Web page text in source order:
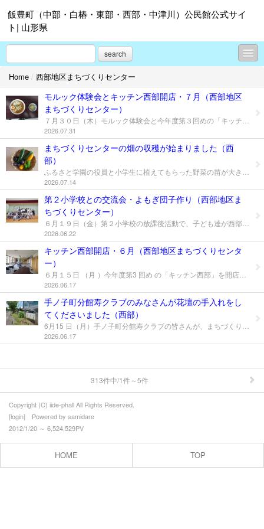
飯豊町（中部・白椿・東部・西部・中津川）公民館公式サイ
ト| 山形県
search
中部地区まちづくりセンター
白椿地区まちづくりセンター
東部地区まちづくりセンター
西部地区まちづくりセンター
中津川地区まちづくりセンター
各地区まちづくりセンターの紹介
飯豊町公民館連絡協議会
飯豊町町民総合センター「あ～す」
地域づくり活動
プロフィール
お問合せ
Home / 西部地区まちづくりセンター
モルック体験会とキッチン西部開店・７月（西部地区
まちづくりセンター）
2026.07.31
まちづくりセンターの畑の収穫が始まりました（西
部）
2026.07.14
第２小学校との交流会・よもぎ団子作り（西部地区ま
ちづくりセンター）
2026.06.22
キッチン西部開店・６月（西部地区まちづくりセンタ
ー）
2026.06.17
手ノ子町分館寿クラブのみなさんが花壇の手入れをし
てくださいました（西部）
2026.06.17
313件中/1件～5件
Copyright (C) iide-phall All Rights Reserved.
[login] Powered by samidare
2012/1/20 ～ 6,524,529PV
HOME TOP